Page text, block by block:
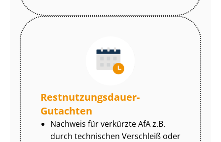
Rest­nut­zungs­dau­er-
Gutachten
Nachweis für verkürzte AfA z.B.
durch technischen Verschleiß oder